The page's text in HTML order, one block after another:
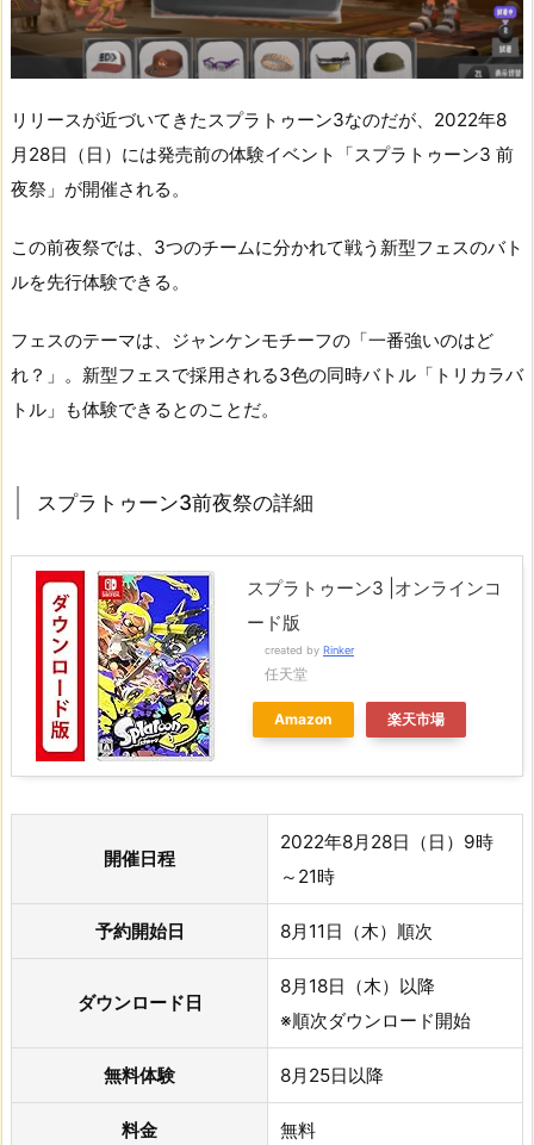
リリースが近づいてきたスプラトゥーン3なのだが、2022年8
月28日（日）には発売前の体験イベント「スプラトゥーン3 前
夜祭」が開催される。
この前夜祭では、3つのチームに分かれて戦う新型フェスのバト
ルを先行体験できる。
フェスのテーマは、ジャンケンモチーフの「一番強いのはど
れ？」。新型フェスで採用される3色の同時バトル「トリカラバ
トル」も体験できるとのことだ。
スプラトゥーン3前夜祭の詳細
スプラトゥーン3 |オンラインコ
ード版
created by Rinker
任天堂
Amazon 楽天市場
開催日程
2022年8月28日（日）9時
～21時
予約開始日 8月11日（木）順次
ダウンロード日
8月18日（木）以降
※順次ダウンロード開始
無料体験 8月25日以降
料金 無料